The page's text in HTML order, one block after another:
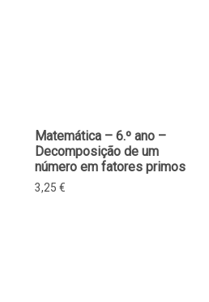
Matemática – 6.º ano –
Decomposição de um
número em fatores primos
3,25 €